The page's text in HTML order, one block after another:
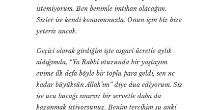
istemiyorum. Ben benimle imtihan olacağım.
Sizler ise kendi konumunuzla. Onun için biz bize
yeteriz ancak.
Geçici olarak girdiğim işte asgari ücretle aylık
aldığımda, “Ya Rabbi otuzunda bir yaştayım
evime ilk defa böyle bir toplu para geldi, sen ne
kadar büyüksün Allah’ım” diye dua ediyorum. Siz
ise ucu bucağı sınırsız bir servetle daha da
kazanmak istiyorsunuz. Benim tercihim şu anki